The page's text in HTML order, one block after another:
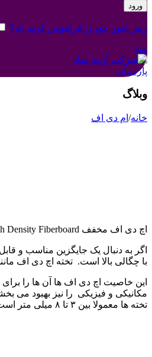
ورود
رمز عبور خود را فراموش کرده اید؟
منو
وبلاگ
خانه/ ام دی اف
اچ دی اف مخفف High Density Fiberboard که جزو فراورده های چوبی می باشد و نوعی تخته فیبر است با چگالی بالا که کاربردهای زیادی برای ساختن (مبل. تخت خواب.میز و ….) دارد.
با چگالی بالا است. تخته اچ دی اف مانند
این خاصیت اچ دی اف ها آن ها را
مکانیکی و فیزیکی را نیز بهبود می
تخته ها معمولا بین ۳ تا ۸ میلی متر است.